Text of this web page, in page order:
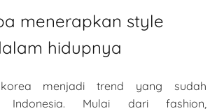
menerapkan style
hidupnya
menjadi trend yang sudah
Mulai dari fashion,